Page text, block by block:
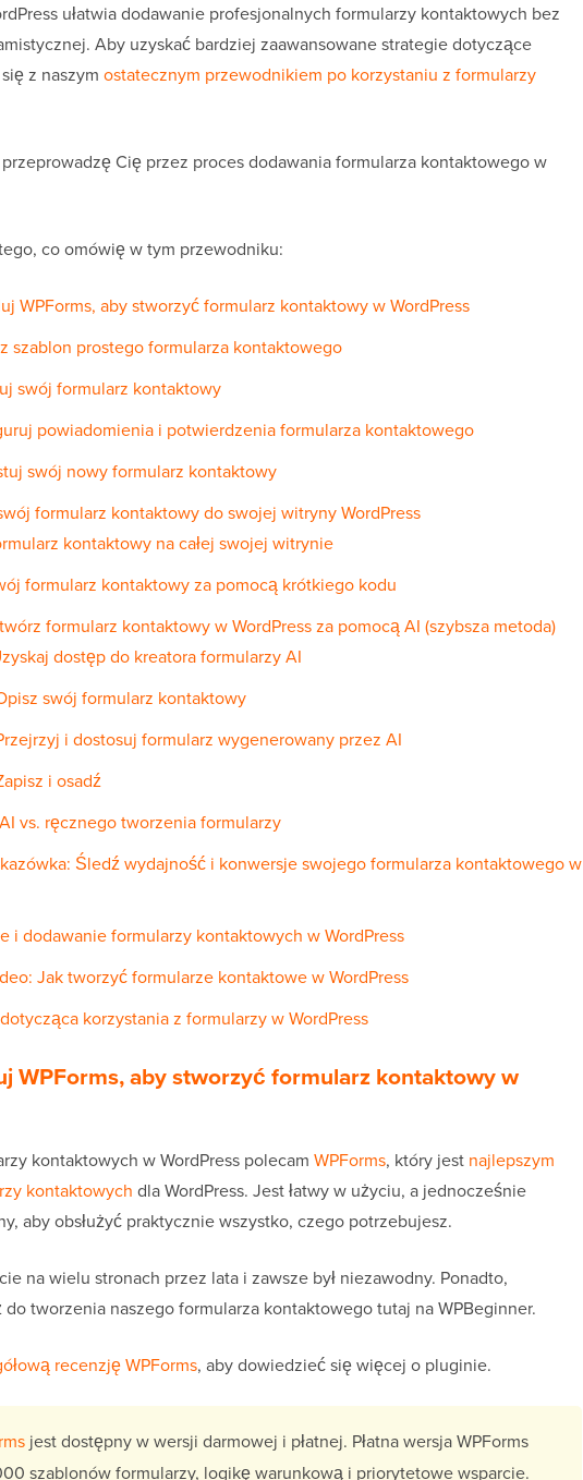
ułatwia dodawanie profesjonalnych formularzy kontaktowych bez
Aby uzyskać bardziej zaawansowane strategie dotyczące
z naszym ostatecznym przewodnikiem po korzystaniu z formularzy
Cię przez proces dodawania formularza kontaktowego w
co omówię w tym przewodniku:
WPForms, aby stworzyć formularz kontaktowy w WordPress
szablon prostego formularza kontaktowego
swój formularz kontaktowy
powiadomienia i potwierdzenia formularza kontaktowego
swój nowy formularz kontaktowy
formularz kontaktowy do swojej witryny WordPress
kontaktowy na całej swojej witrynie
formularz kontaktowy za pomocą krótkiego kodu
formularz kontaktowy w WordPress za pomocą AI (szybsza metoda)
dostęp do kreatora formularzy AI
swój formularz kontaktowy
i dostosuj formularz wygenerowany przez AI
i osadź
vs. ręcznego tworzenia formularzy
Śledź wydajność i konwersje swojego formularza kontaktowego w
i dodawanie formularzy kontaktowych w WordPress
Jak tworzyć formularze kontaktowe w WordPress
korzystania z formularzy w WordPress
WPForms, aby stworzyć formularz kontaktowy w
kontaktowych w WordPress polecam WPForms, który jest najlepszym
kontaktowych dla WordPress. Jest łatwy w użyciu, a jednocześnie
aby obsłużyć praktycznie wszystko, czego potrzebujesz.
na wielu stronach przez lata i zawsze był niezawodny. Ponadto,
tworzenia naszego formularza kontaktowego tutaj na WPBeginner.
recenzję WPForms, aby dowiedzieć się więcej o pluginie.
jest dostępny w wersji darmowej i płatnej. Płatna wersja WPForms
szablonów formularzy, logikę warunkową i priorytetowe wsparcie.